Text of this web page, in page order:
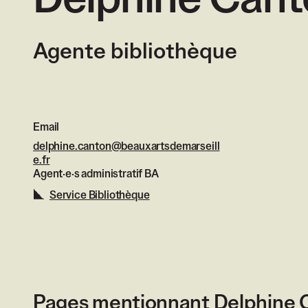
Agente bibliothèque
Agent·e·s administratif BA
Service Bibliothèque
Email
delphine.canton@beauxartsdemarseill
e.fr
Pages mentionnant Delphine